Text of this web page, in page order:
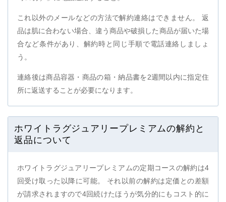
これ以外のメールなどの方法で解約連絡はできません。 返
品は肌に合わない場合、違う商品や破損した商品が届いた場
合など条件があり、解約時と同じ手順で電話連絡しましょ
う。
連絡後は商品容器・商品の箱・納品書を2週間以内に指定住
所に返送することが必要になります。
ホワイトラグジュアリープレミアムの解約と
返品について
ホワイトラグジュアリープレミアムの定期コースの解約は4
回受け取った以降に可能。 それ以前の解約は定価との差額
が請求されますので4回続けたほうが気分的にもコスト的に